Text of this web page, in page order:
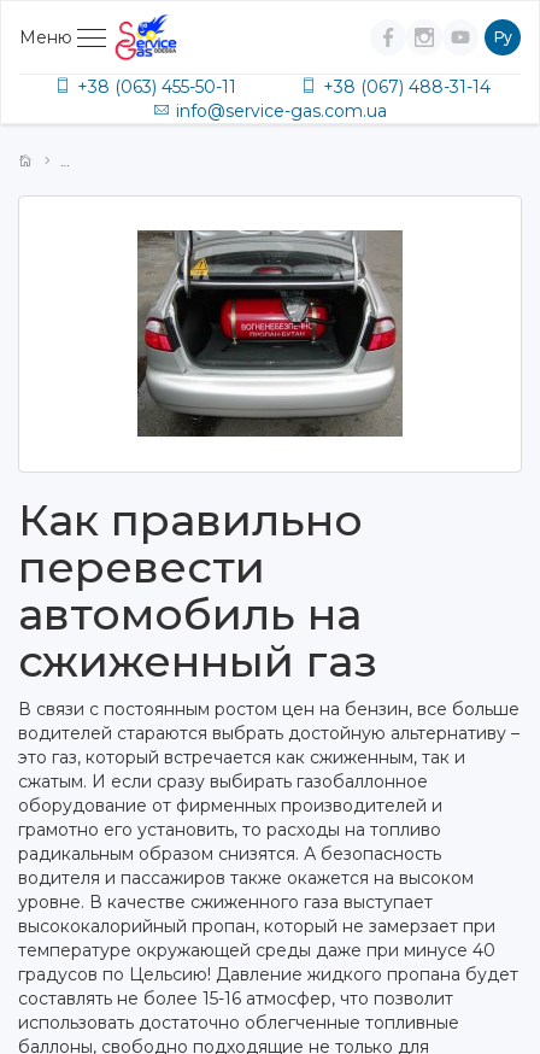
Меню Ру
+38 (063) 455-50-11
+38 (067) 488-31-14
info@service-gas.com.ua
Как правильно
перевести
автомобиль на
сжиженный газ
В связи с постоянным ростом цен на бензин, все больше
водителей стараются выбрать достойную альтернативу –
это газ, который встречается как сжиженным, так и
сжатым. И если сразу выбирать газобаллонное
оборудование от фирменных производителей и
грамотно его установить, то расходы на топливо
радикальным образом снизятся. А безопасность
водителя и пассажиров также окажется на высоком
уровне. В качестве сжиженного газа выступает
высококалорийный пропан, который не замерзает при
температуре окружающей среды даже при минусе 40
градусов по Цельсию! Давление жидкого пропана будет
составлять не более 15-16 атмосфер, что позволит
использовать достаточно облегченные топливные
баллоны, свободно подходящие не только для